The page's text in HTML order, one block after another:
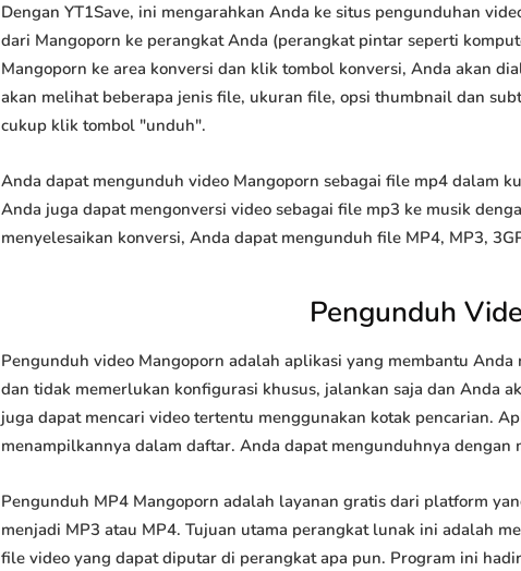
Dengan YT1Save, ini mengarahkan Anda ke situs pengunduhan
dari Mangoporn ke perangkat Anda (perangkat pintar seperti
Mangoporn ke area konversi dan klik tombol konversi, Anda akan
akan melihat beberapa jenis file, ukuran file, opsi thumbnail dan
cukup klik tombol "unduh".
Anda dapat mengunduh video Mangoporn sebagai file mp4 dalam
Anda juga dapat mengonversi video sebagai file mp3 ke musik
menyelesaikan konversi, Anda dapat mengunduh file MP4, MP3,
Pengunduh
Pengunduh video Mangoporn adalah aplikasi yang membantu
dan tidak memerlukan konfigurasi khusus, jalankan saja dan Anda
juga dapat mencari video tertentu menggunakan kotak pencarian.
menampilkannya dalam daftar. Anda dapat mengunduhnya
Pengunduh MP4 Mangoporn adalah layanan gratis dari platform
menjadi MP3 atau MP4. Tujuan utama perangkat lunak ini adalah
file video yang dapat diputar di perangkat apa pun. Program ini